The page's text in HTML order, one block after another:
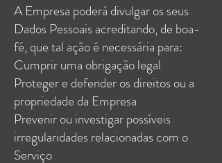
A Empresa poderá divulgar os seus
Dados Pessoais acreditando, de boa-
fé, que tal ação é necessária para:
Cumprir uma obrigação legal
Proteger e defender os direitos ou a
propriedade da Empresa
Prevenir ou investigar possíveis
irregularidades relacionadas com o
Serviço